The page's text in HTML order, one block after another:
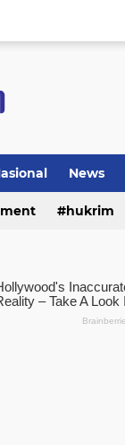
News
hukrim